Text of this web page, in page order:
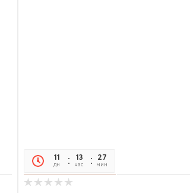
11
дн
13
час
27
мин